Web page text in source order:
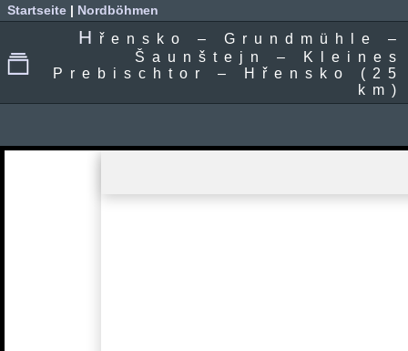
Startseite Nordböhmen
H řensko – Grundmühle –
Šaunštejn – Kleines
Prebischtor – Hřensko (25
km)